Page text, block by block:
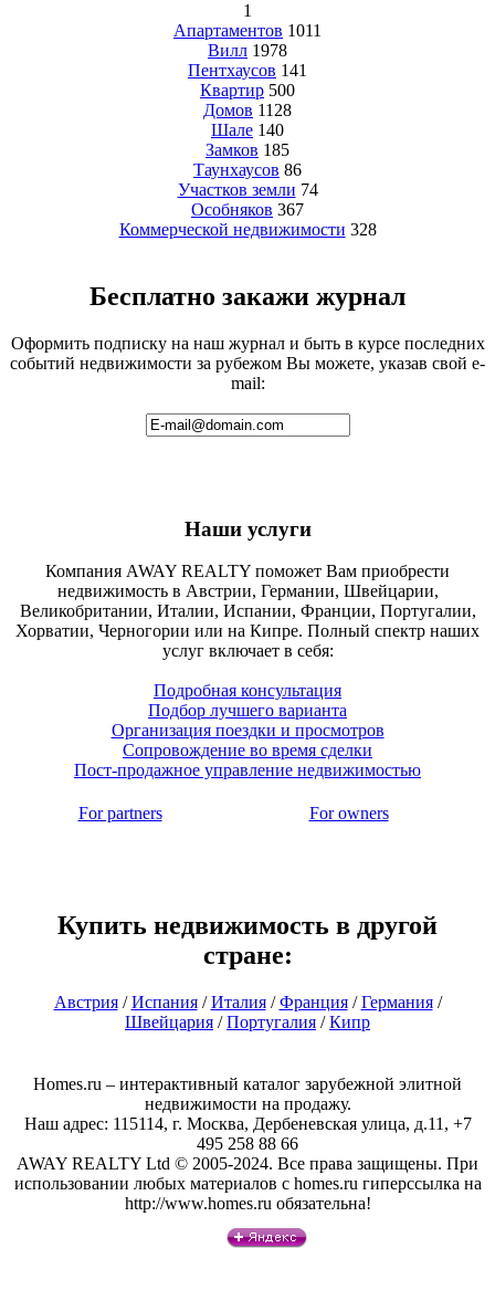
1
Апартаментов 1011
Вилл 1978
Пентхаусов 141
Квартир 500
Домов 1128
Шале 140
Замков 185
Таунхаусов 86
Участков земли 74
Особняков 367
Коммерческой недвижимости 328
Бесплатно закажи журнал
Оформить подписку на наш журнал и быть в курсе последних
событий недвижимости за рубежом Вы можете, указав свой e-
mail:
Наши услуги
Компания AWAY REALTY поможет Вам приобрести
недвижимость в Австрии, Германии, Швейцарии,
Великобритании, Италии, Испании, Франции, Португалии,
Хорватии, Черногории или на Кипре. Полный спектр наших
услуг включает в себя:
Подробная консультация
Подбор лучшего варианта
Организация поездки и просмотров
Сопровождение во время сделки
Пост-продажное управление недвижимостью
For partners For owners
Купить недвижимость в другой
стране:
Австрия/Испания/Италия/Франция/Германия/
Швейцария /Португалия /Кипр
Homes.ru – интерактивный каталог зарубежной элитной
недвижимости на продажу.
Наш адрес: 115114, г. Москва, Дербеневская улица, д.11, +7
495 258 88 66
AWAY REALTY Ltd © 2005-2024. Все права защищены. При
использовании любых материалов с homes.ru гиперссылка на
http://www.homes.ru обязательна!